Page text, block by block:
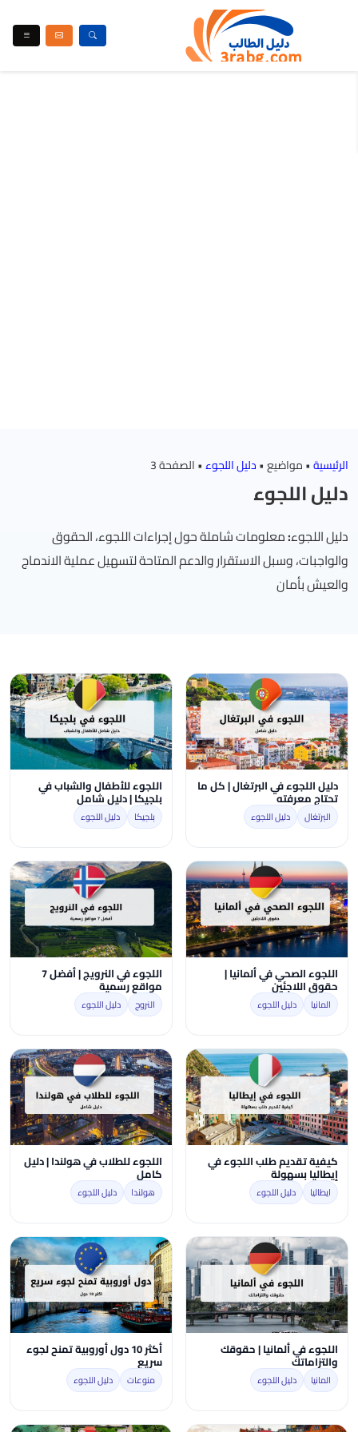
الرئيسية•مواضيع•دليل اللجوء•الصفحة 3
دليل اللجوء
دليل اللجوء:معلومات شاملة حول إجراءات اللجوء، الحقوق
والواجبات، وسبل الاستقرار والدعم المتاحة لتسهيل عملية الاندماج
والعيش بأمان
دليل اللجوء في البرتغال | كل ما
تحتاج معرفته
البرتغال دليل اللجوء
اللجوء للأطفال والشباب في
بلجيكا | دليل شامل
بلجيكا دليل اللجوء
اللجوء الصحي في ألمانيا |
حقوق اللاجئين
المانيا دليل اللجوء
اللجوء في النرويج | أفضل 7
مواقع رسمية
النروج دليل اللجوء
كيفية تقديم طلب اللجوء في
إيطاليا بسهولة
ايطاليا دليل اللجوء
اللجوء للطلاب في هولندا | دليل
كامل
هولندا دليل اللجوء
اللجوء في ألمانيا | حقوقك
والتزاماتك
المانيا دليل اللجوء
أكثر 10 دول أوروبية تمنح لجوء
سريع
منوعات دليل اللجوء